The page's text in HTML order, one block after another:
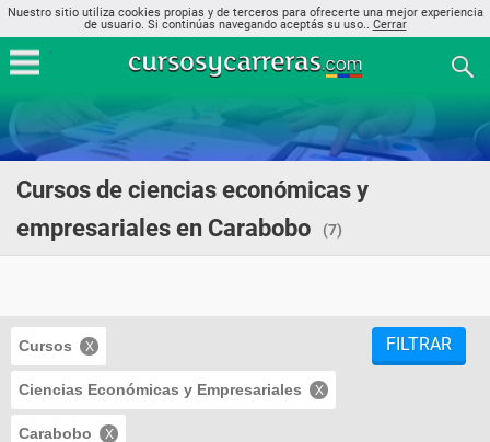
Nuestro sitio utiliza cookies propias y de terceros para ofrecerte una mejor experiencia
de usuario. Si continúas navegando aceptás su uso.. Cerrar
Cursos de ciencias económicas y
empresariales en Carabobo
(7)
Cursos
Ciencias Económicas y Empresariales
Carabobo
FILTRAR